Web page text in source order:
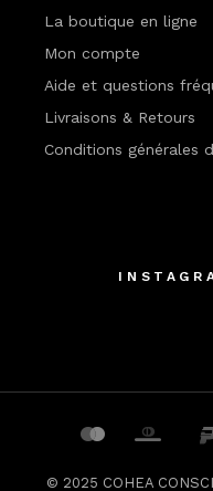
La boutique en ligne
Mon compte
Aide et questions
Livraisons & Retours
Conditions générales
© 2025 COHEA